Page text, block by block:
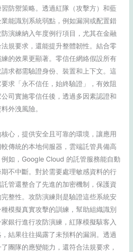
防禦策略。透過紅隊（攻擊方）和藍
能識別系統弱點，例如漏洞或配置錯
演練納入年度例行項目，尤其在金融
規要求，還能提升整體韌性。結合零
的效果更顯著。零信任網絡假設所有
求都需驗證身份、裝置和上下文。這
求「永不信任，始終驗證」，有效阻
司實施零信任後，透過多因素認證和
外洩風險。
心，提供安全且可靠的環境，讓應用
傳統的本地伺服器，雲端託管具備高
如，Google Cloud 的託管服務能自動
不中斷。對於需要處理敏感資料的行
管還整合了先進的加密機制，保護資
整性。攻防演練則是驗證這些系統安
模擬真實攻擊的訓練，幫助組織識別
銀行進行攻防演練，紅隊模擬駭客入
結果往往揭露了未預料的漏洞。透過
團隊的應變能力，還符合法規要求，